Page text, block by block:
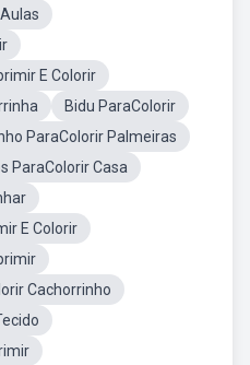
E Colorir
Bidu ParaColorir
ParaColorir Palmeiras
ParaColorir Casa
E Colorir
Cachorrinho